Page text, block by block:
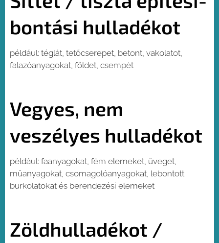
bontási hulladékot
például: téglát, tetőcserepet, betont, vakolatot,
falazóanyagokat, földet, csempét
Vegyes, nem
veszélyes hulladékot
például: faanyagokat, fém elemeket, üveget,
műanyagokat, csomagolóanyagokat, lebontott
burkolatokat és berendezési elemeket
Zöldhulladékot /